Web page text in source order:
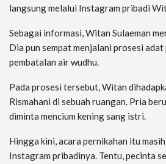
langsung melalui Instagram pribadi
Sebagai informasi, Witan Sulaeman
Dia pun sempat menjalani prosesi
pembatalan air wudhu.
Pada prosesi tersebut, Witan
Rismahani di sebuah ruangan. Pria
diminta mencium kening sang istri.
Hingga kini, acara pernikahan itu
Instagram pribadinya. Tentu, pecinta